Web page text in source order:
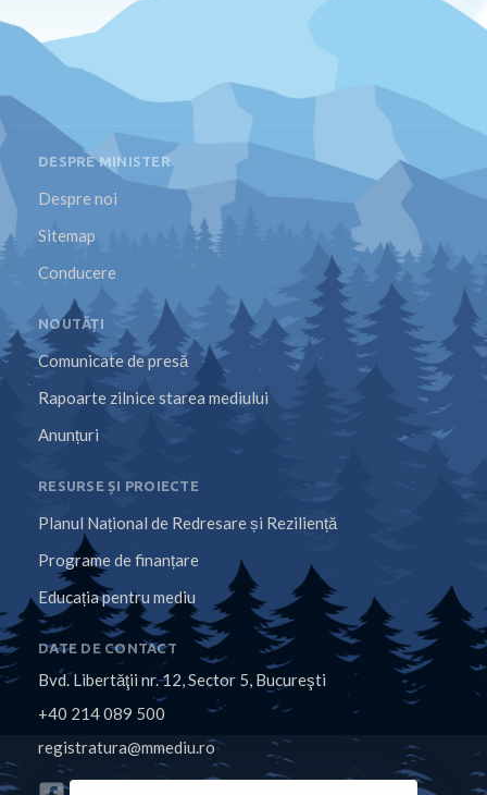
DESPRE MINISTER
Despre noi
Sitemap
Conducere
NOUTĂȚI
Comunicate de presă
Rapoarte zilnice starea mediului
Anunțuri
RESURSE ȘI PROIECTE
Planul Național de Redresare și Reziliență
Programe de finanțare
Educația pentru mediu
DATE DE CONTACT
Bvd. Libertăţii nr. 12, Sector 5, Bucureşti
+40 214 089 500
registratura@mmediu.ro